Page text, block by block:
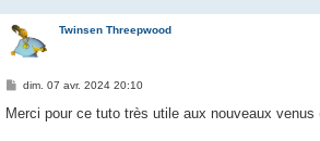
Twinsen Threepwood
M
s
dim. 07 avr. 2024 20:10
Merci pour ce tuto très utile aux nouveaux venus